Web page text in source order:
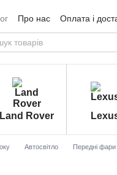
Про нас Оплата і
користувача
Відгуки
Land Rover
Автосвітло Передні фари